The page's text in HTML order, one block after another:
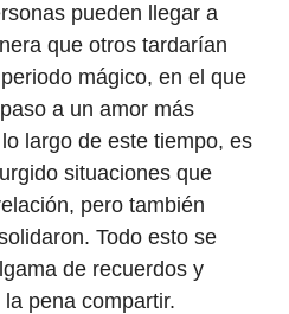
pueden llegar a
que otros tardarían
mágico, en el que
a un amor más
largo de este tiempo, es
situaciones que
pero también
Todo esto se
de recuerdos y
pena compartir.